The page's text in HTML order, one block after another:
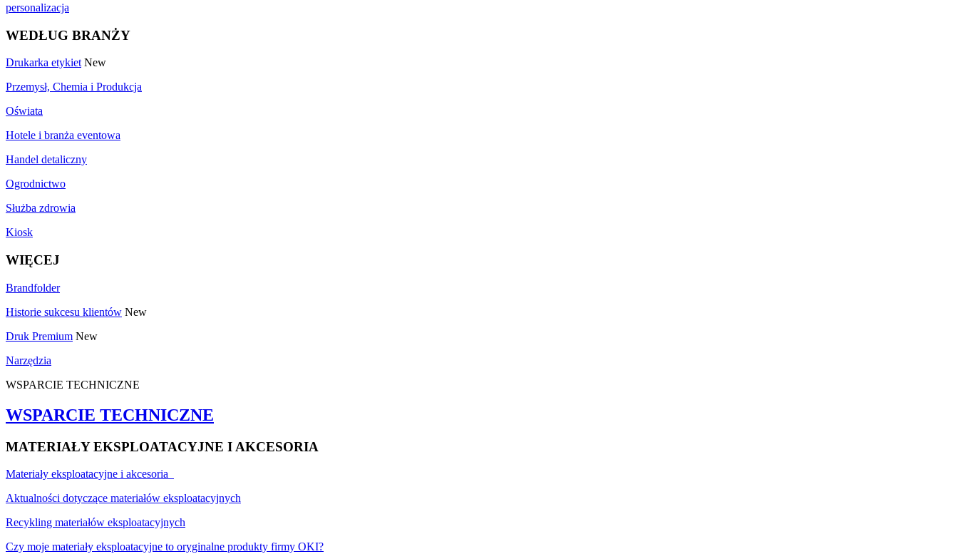
personalizacja
WEDŁUG BRANŻY
Drukarka etykiet New
Przemysł, Chemia i Produkcja
Oświata
Hotele i branża eventowa
Handel detaliczny
Ogrodnictwo
Służba zdrowia
Kiosk
WIĘCEJ
Brandfolder
Historie sukcesu klientów New
Druk Premium New
Narzędzia
WSPARCIE TECHNICZNE
WSPARCIE TECHNICZNE
MATERIAŁY EKSPLOATACYJNE I AKCESORIA
Materiały eksploatacyjne i akcesoria
Aktualności dotyczące materiałów eksploatacyjnych
Recykling materiałów eksploatacyjnych
Czy moje materiały eksploatacyjne to oryginalne produkty firmy OKI?